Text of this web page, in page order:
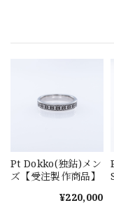
Pt Dokko(独鈷)メン
ズ【受注製作商品】
¥220,000